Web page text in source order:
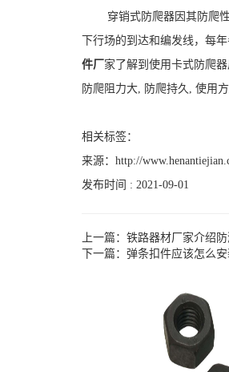
穿销式防爬器因其防爬性
下行场的到达和编发线，每
件厂 家了解到使用卡式防爬
防爬阻力大, 防爬持久, 使用
相关标签：
来源： http://
发布时间 : 2021-09-01
上一篇： 铁路器材厂家介绍
下一篇： 弹条扣件应该怎么